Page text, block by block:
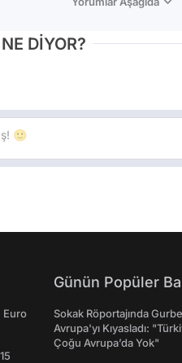
DİYOR?
Euro
Günün Popüler
Sokak Röportajında
Avrupa'yı Kıyasladı:
Çoğu Avrupa’da Yok"